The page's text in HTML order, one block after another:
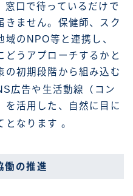
口で待っているだけで
きません。保健師、スク
のNPO等と連携し、
どうアプローチするかと
の初期段階から組み込む
広告や生活動線（コン
を活用した、自然に目に
となります 。
働の推進